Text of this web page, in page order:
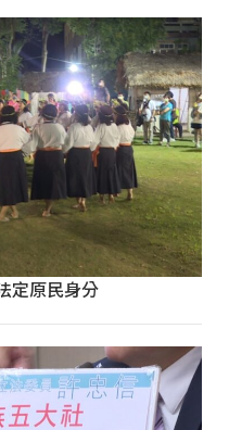
定原民身分